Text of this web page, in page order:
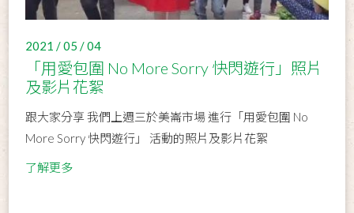
2021 / 05 / 04
「用愛包圍 No More Sorry 快閃遊行」照片
及影片花絮
跟大家分享 我們上週三於美崙市場 進行「用愛包圍 No
More Sorry 快閃遊行」 活動的照片及影片花絮
了解更多